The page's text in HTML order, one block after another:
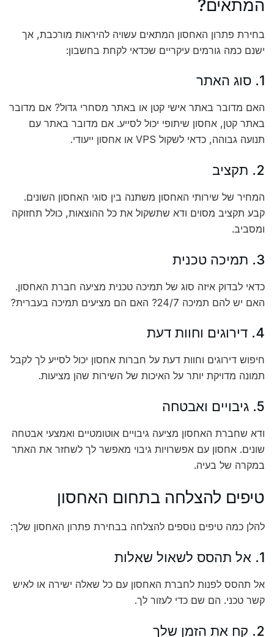
המתאים?
בחירת פתרון האחסון המתאים עשויה להיראות מורכבת, אך
ישנם כמה גורמים עיקריים שכדאי לקחת בחשבון:
1. סוג האתר
האם מדובר באתר אישי קטן או באתר מסחרי גדול? אם מדובר
באתר קטן, אחסון שיתופי יכול לסייע. אם מדובר באתר עם
תנועה גבוהה, כדאי לשקול VPS או אחסון ייעודי.
2. תקציב
המחיר של שירותי האחסון משתנה בין סוגי האחסון השונים.
קבע תקציב מסוים ודא שתשקול את כל ההוצאות, כולל תחזוקה
ומסביב.
3. תמיכה טכנית
כדאי לבדוק איזה סוג של תמיכה טכנית מציעה חברת האחסון.
האם יש להם תמיכה 24/7? האם הם מציעים תמיכה בעברית?
4. דירוגים וחוות דעת
חיפוש דירוגים וחוות דעת על חברות אחסון יכול לסייע לך לקבל
תמונה מדויקת יותר על האיכות של השירות שהן מציעות.
5. גיבויים ואבטחה
ודא שחברת האחסון מציעה גיבויים אוטומטיים ואמצעי אבטחה
שונים. אחסון עם אפשרויות גיבוי מאפשר לך לשחזר את האתר
במקרה של בעיה.
טיפים להצלחה בתחום האחסון
להלן כמה טיפים נוספים להצלחה בבחירת פתרון האחסון שלך:
1. אל תהסס לשאול שאלות
אל תהסס לפנות לחברת האחסון עם כל שאלה ישירה או לאיש
קשר טכני. הם שם כדי לעזור לך.
2. קח את הזמן שלך